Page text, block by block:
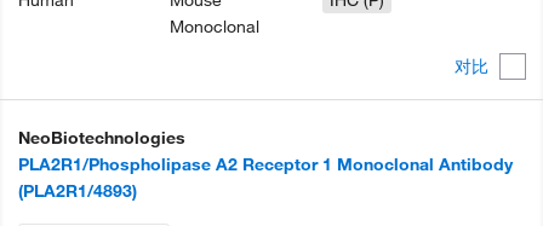
对比
Monoclonal
NeoBiotechnologies
PLA2R1/Phospholipase A2 Receptor 1 Monoclonal Antibody
(PLA2R1/4893)